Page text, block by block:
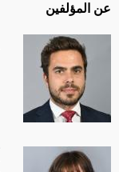
عن المؤلفين